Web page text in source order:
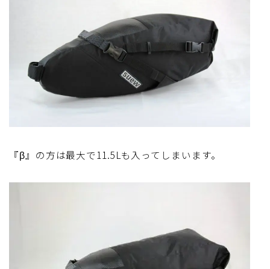
ブルべレポート2024
ブルべレポート2023
ブルベレポート2022
『β』の方は最大で11.5Lも入ってしまいます。